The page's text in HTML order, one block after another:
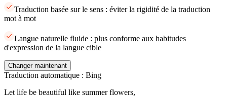
Traduction basée sur le sens : éviter la rigidité de la traduction
mot à mot
Langue naturelle fluide : plus conforme aux habitudes
d'expression de la langue cible
Changer maintenant
Traduction automatique : Bing
Let life be beautiful like summer flowers,